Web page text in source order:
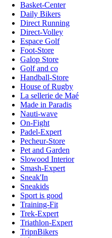
Basket-Center
Daily Bikers
Direct Running
Direct-Volley
Espace Golf
Foot-Store
Galop Store
Golf and co
Handball-Store
House of Rugby
La sellerie de Maé
Made in Paradis
Nauti-wave
On-Fight
Padel-Expert
Pecheur-Store
Pet and Garden
Slowood Interior
Smash-Expert
Sneak'In
Sneakids
Sport is good
Training-Fit
Trek-Expert
Triathlon-Expert
TripnBikers